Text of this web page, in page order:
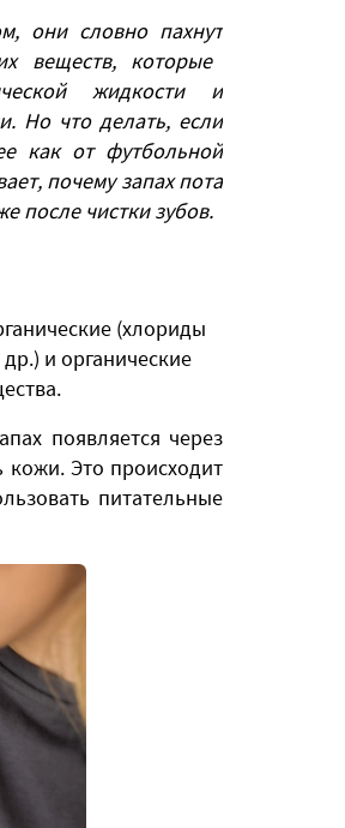
они словно пахнут
веществ, которые
жидкости и
Но что делать, если
как от футбольной
почемузапах пота
после чистки зубов.
(хлориды
и органические
появляется через
кожи. Это происходит
питательные